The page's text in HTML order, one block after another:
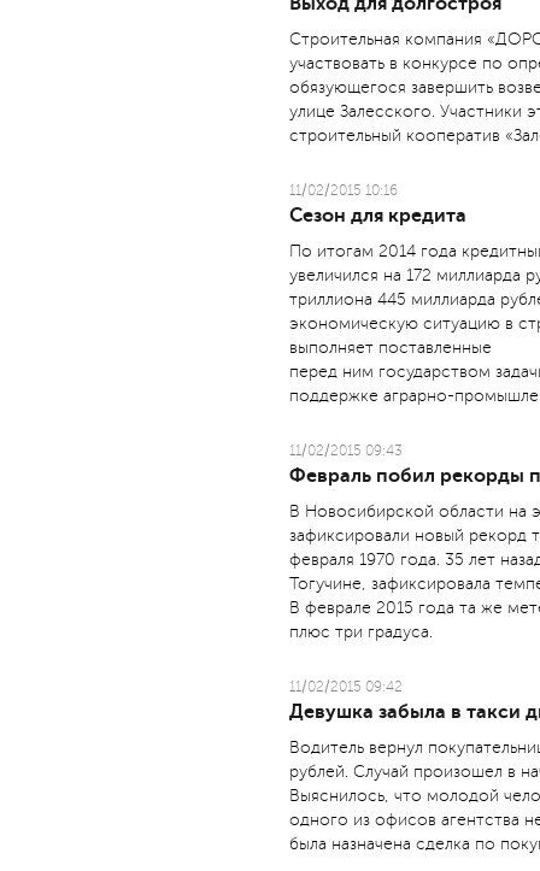
Cтроительная компания
участвовать в конкурсе по
обязующегося завершить
улице Залесского. Участники
строительный кооператив
11/02/2015 10:16
Сезон для кредита
По итогам 2014 года
увеличился на 172 миллиарда
триллиона 445 миллиарда
экономическую ситуацию в
выполняет поставленные
перед ним государством
поддержке аграрно-
11/02/2015 09:43
Февраль побил рекорды
В Новосибирской области на
зафиксировали новый рекорд
февраля 1970 года. 35 лет
Тогучине, зафиксировала
В феврале 2015 года та же
плюс три градуса.
11/02/2015 09:42
Девушка забыла в такси
Водитель вернул
рублей. Случай произошел в
Выяснилось, что молодой
одного из офисов агентства
была назначена сделка по